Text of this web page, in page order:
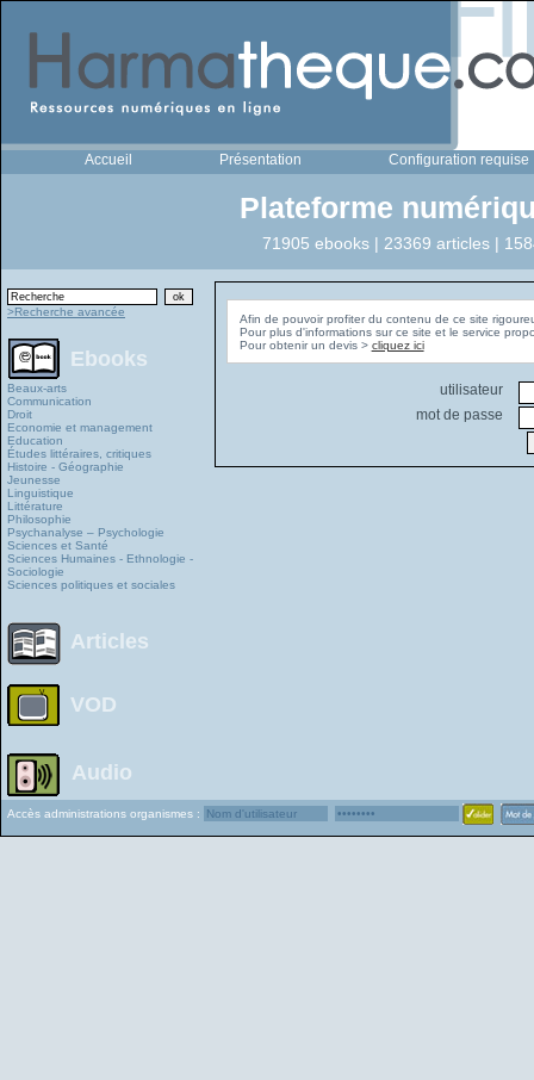
Accueil Présentation Configuration requise
Plateforme
71905 ebooks | 23369 articles |
>Recherche avancée
Ebooks
Beaux-arts
Communication
Droit
Economie et management
Education
Études littéraires, critiques
Histoire - Géographie
Jeunesse
Linguistique
Littérature
Philosophie
Psychanalyse – Psychologie
Sciences et Santé
Sciences Humaines - Ethnologie -
Sociologie
Sciences politiques et sociales
Articles
VOD
Audio
Afin de pouvoir profiter du contenu de ce site
Pour plus d'informations sur ce site et le service
Pour obtenir un devis > cliquez ici
utilisateur
mot de passe
Accès administrations organismes :